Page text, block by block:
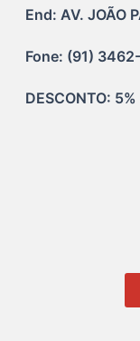
End: AV. JOÃO
Fone: (91)
DESCONTO: